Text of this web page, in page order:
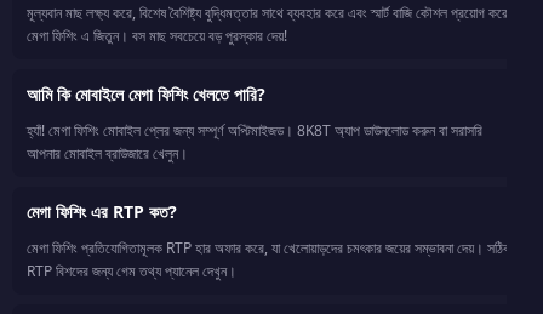
মূল্যবান মাছ লক্ষ্য করে, বিশেষ বৈশিষ্ট্য বুদ্ধিমত্তার সাথে ব্যবহার করে এবং স্মার্ট বাজি কৌশল প্রয়োগ করে
মেগা ফিশিং এ জিতুন। বস মাছ সবচেয়ে বড় পুরস্কার দেয়!
আমি কি মোবাইলে মেগা ফিশিং খেলতে পারি?
হ্যাঁ! মেগা ফিশিং মোবাইল প্লের জন্য সম্পূর্ণ অপ্টিমাইজড। 8K8T অ্যাপ ডাউনলোড করুন বা সরাসরি
আপনার মোবাইল ব্রাউজারে খেলুন।
মেগা ফিশিং এর RTP কত?
মেগা ফিশিং প্রতিযোগিতামূলক RTP হার অফার করে, যা খেলোয়াড়দের চমৎকার জয়ের সম্ভাবনা দেয়। সঠিক
RTP বিশদের জন্য গেম তথ্য প্যানেল দেখুন।